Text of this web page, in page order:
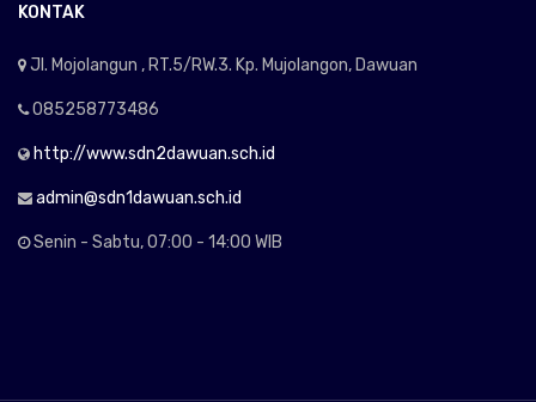
KONTAK
Jl. Mojolangun , RT.5/RW.3. Kp. Mujolangon, Dawuan
085258773486
http://www.sdn2dawuan.sch.id
admin@sdn1dawuan.sch.id
Senin - Sabtu, 07:00 - 14:00 WIB